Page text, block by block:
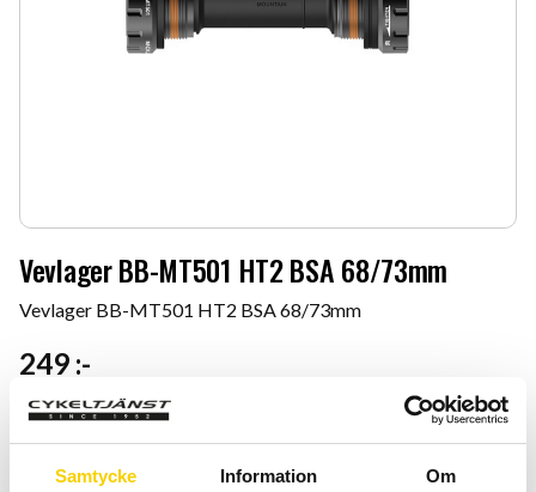
Samtycke Information Om
Vevlager BB-MT501 HT2 BSA 68/73mm
Vevlager BB-MT501 HT2 BSA 68/73mm
249 :-
Antal